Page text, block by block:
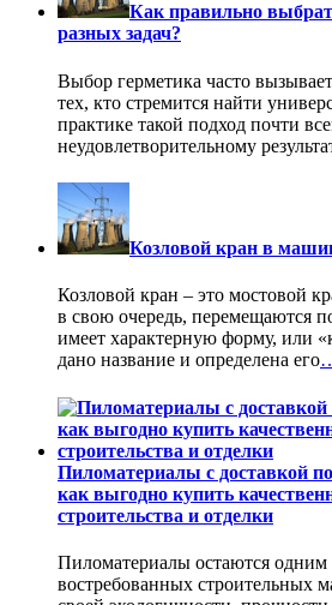
Как правильно
разных задач?
Выбор герметика часто
тех, кто стремится найти
практике такой подход почти
неудовлетворительному
Козловой кран в
Козловой кран – это мостовой
в свою очередь, перемещаются
имеет характерную форму, или
дано название и определена его
Пиломатериалы с доставкой
как выгодно купить
строительства и отделки
Пиломатериалы остаются одним
востребованных строительных